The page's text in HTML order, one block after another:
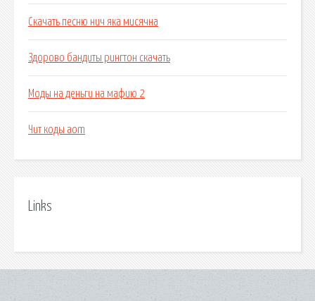
Скачать песню нич яка мисячна
Здорово бандиты рингтон скачать
Моды на деньги на мафию 2
Чит коды aom
Links